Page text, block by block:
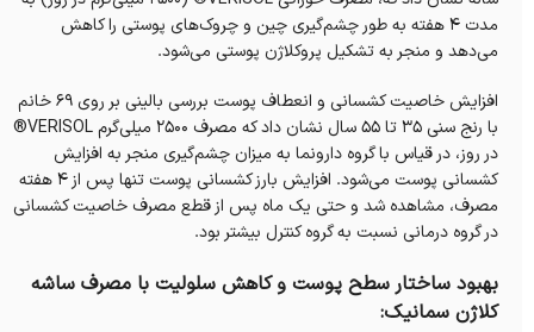
مدت ۴ هفته به طور چشم‌گیری چین و چروک‌های پوستی را کاهش
می‌دهد و منجر به تشکیل پروکلاژن پوستی می‌شود.
افزایش خاصیت کشسانی و انعطاف پوست بررسی بالینی بر روی ۶۹ خانم
با رنج سنی ۳۵ تا ۵۵ سال نشان داد که مصرف ۲۵۰۰ میلی‌گرم VERISOL®
در روز، در قیاس با گروه دارونما به میزان چشم‌گیری منجر به افزایش
کشسانی پوست می‌شود. افزایش بارز کشسانی پوست تنها پس از ۴ هفته
مصرف، مشاهده شد و حتی یک ماه پس از قطع مصرف خاصیت کشسانی
در گروه درمانی نسبت به گروه کنترل بیشتر بود.
بهبود ساختار سطح پوست و کاهش سلولیت با مصرف ساشه
کلاژن سمانیک: